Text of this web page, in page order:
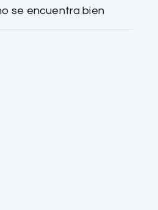
se encuentra bien